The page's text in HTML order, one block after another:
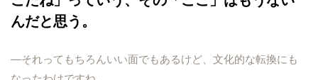
んだと思う。
―それってもちろんいい面でもあるけど、文化的な転換にも